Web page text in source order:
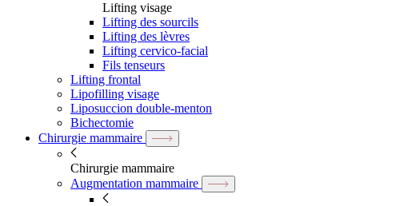
Lifting visage
Lifting des sourcils
Lifting des lèvres
Lifting cervico-facial
Fils tenseurs
Lifting frontal
Lipofilling visage
Liposuccion double-menton
Bichectomie
Chirurgie mammaire
Chirurgie mammaire
Augmentation mammaire